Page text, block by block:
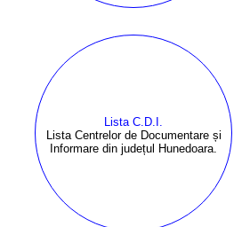
Lista C.D.I.
Lista Centrelor de Documentare și
Informare din județul Hunedoara.